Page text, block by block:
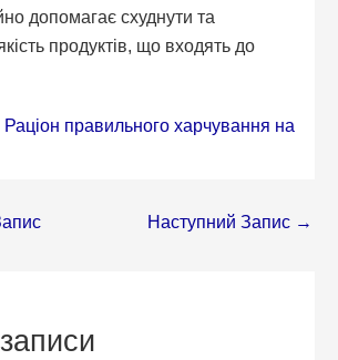
допомагає схуднути та
продуктів, що входять до
Раціон правильного харчування на
Наступний Запис →